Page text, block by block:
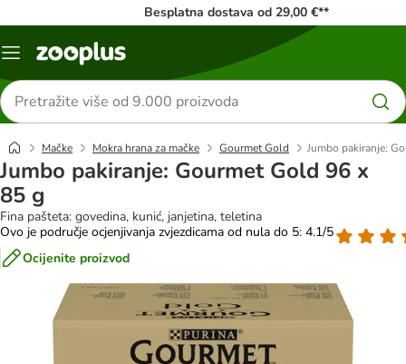
Besplatna dostava od 29,00 €**
Izbornik
Traži
proizvode
Mačke Mokra hrana za mačke Gourmet Gold Jumbo pakiranje:
Jumbo pakiranje: Gourmet Gold 96 x
85 g
Fina pašteta: govedina, kunić, janjetina, teletina
Ovo je područje ocjenjivanja zvjezdicama od nula do 5: 4.1/5
Ocijenite proizvod